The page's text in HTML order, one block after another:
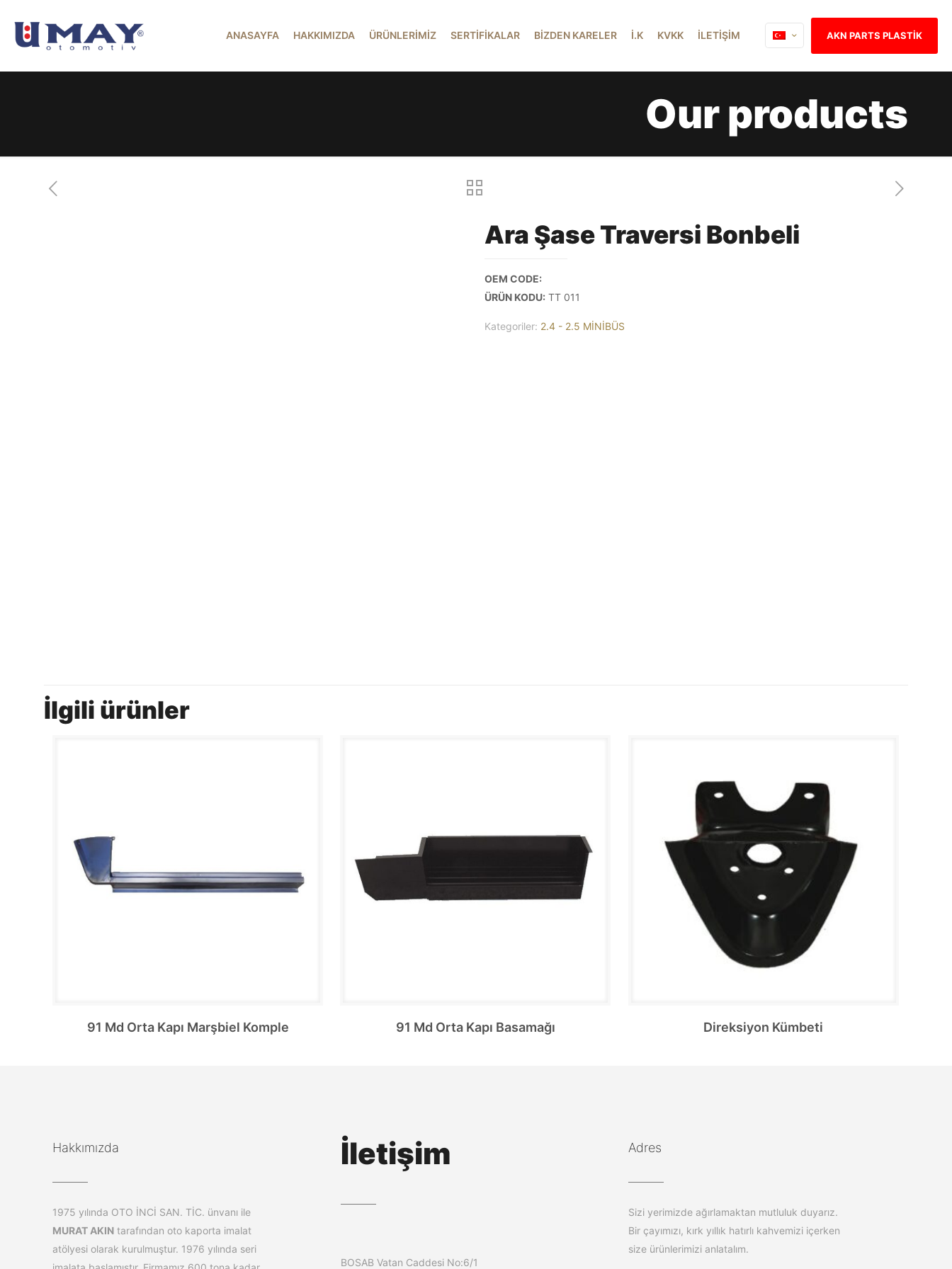
ANASAYFA HAKKIMIZDA ÜRÜNLERİMİZ SERTİFİKALAR BİZDEN KARELER İ.K KVKK İLETİŞİM AKN PARTS PLASTİK
Our products
Ara Şase Traversi Bonbeli
OEM CODE:
ÜRÜN KODU: TT 011
Kategoriler: 2.4 - 2.5 MİNİBÜS
İlgili ürünler
91 Md Orta Kapı Marşbiel Komple 91 Md Orta Kapı Basamağı Direksiyon Kümbeti
Hakkımızda
1975 yılında OTO İNCİ SAN. TİC. ünvanı ile
MURAT AKIN tarafından oto kaporta imalat
atölyesi olarak kurulmuştur. 1976 yılında seri
İletişim
BOSAB Vatan Caddesi No:6/1
Adres
Sizi yerimizde ağırlamaktan mutluluk duyarız.
Bir çayımızı, kırk yıllık hatırlı kahvemizi içerken
size ürünlerimizi anlatalım.